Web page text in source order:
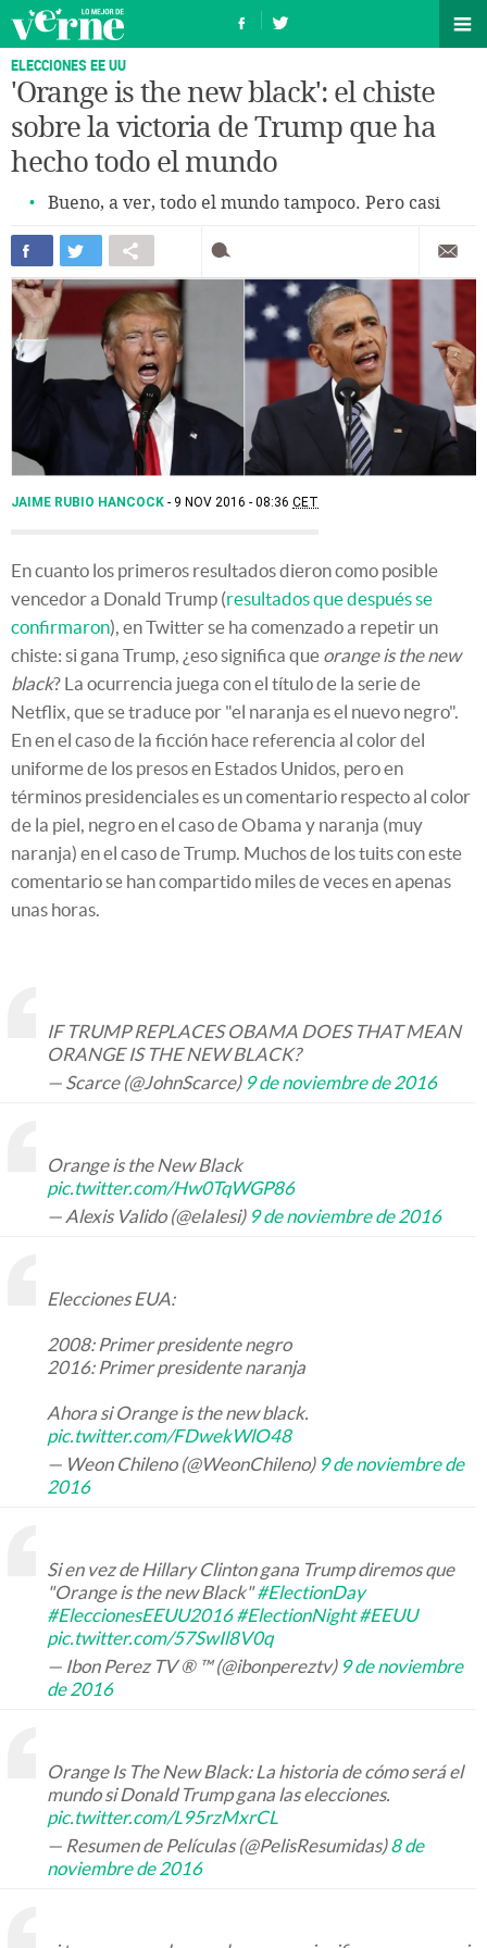
ELECCIONES EE UU
'Orange is the new black': el chiste
sobre la victoria de Trump que ha
hecho todo el mundo
Bueno, a ver, todo el mundo tampoco. Pero casi
JAIME RUBIO HANCOCK 9 NOV 2016 - 08:36 CET
En cuanto los primeros resultados dieron como posible
vencedor a Donald Trump (resultados que después se
confirmaron), en Twitter se ha comenzado a repetir un
chiste: si gana Trump, ¿eso significa que orange is the new
black? La ocurrencia juega con el título de la serie de
Netflix, que se traduce por "el naranja es el nuevo negro".
En en el caso de la ficción hace referencia al color del
uniforme de los presos en Estados Unidos, pero en
términos presidenciales es un comentario respecto al color
de la piel, negro en el caso de Obama y naranja (muy
naranja) en el caso de Trump. Muchos de los tuits con este
comentario se han compartido miles de veces en apenas
unas horas.
IF TRUMP REPLACES OBAMA DOES THAT MEAN
ORANGE IS THE NEW BLACK?
— Scarce (@JohnScarce) 9 de noviembre de 2016
Orange is the New Black
pic.twitter.com/Hw0TqWGP86
— Alexis Valido (@elalesi) 9 de noviembre de 2016
Elecciones EUA:
2008: Primer presidente negro
2016: Primer presidente naranja
Ahora si Orange is the new black.
pic.twitter.com/FDwekWlO48
— Weon Chileno (@WeonChileno) 9 de noviembre de
2016
Si en vez de Hillary Clinton gana Trump diremos que
"Orange is the new Black"#ElectionDay
#EleccionesEEUU2016 #ElectionNight #EEUU
pic.twitter.com/57SwIl8V0q
— Ibon Perez TV ® ™ (@ibonpereztv) 9 de noviembre
de 2016
Orange Is The New Black: La historia de cómo será el
mundo si Donald Trump gana las elecciones.
pic.twitter.com/L95rzMxrCL
— Resumen de Películas (@PelisResumidas)8 de
noviembre de 2016